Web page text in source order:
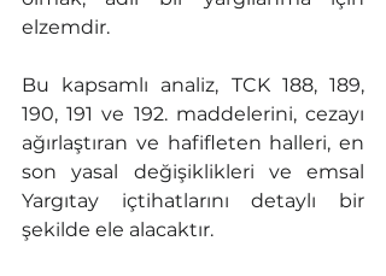
elzemdir.
Bu kapsamlı analiz, TCK 188, 189,
190, 191 ve 192. maddelerini, cezayı
ağırlaştıran ve hafifleten halleri, en
son yasal değişiklikleri ve emsal
Yargıtay içtihatlarını detaylı bir
şekilde ele alacaktır.